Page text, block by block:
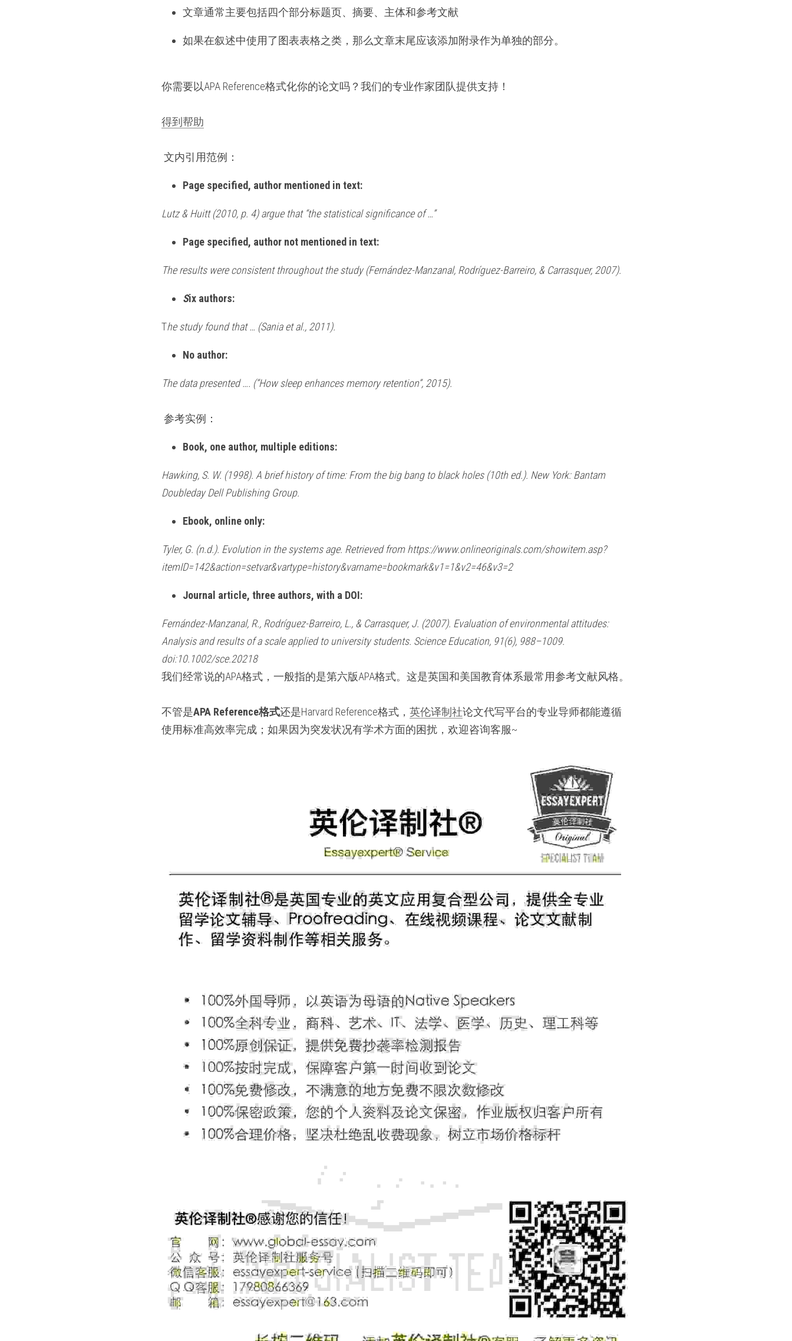
文章通常主要包括四个部分标题页、摘要、主体和参考文献
如果在叙述中使用了图表表格之类，那么文章末尾应该添加附录作为单独的部分。
你需要以APA Reference格式化你的论文吗？我们的专业作家团队提供支持！
得到帮助
文内引用范例：
Page specified, author mentioned in text:
Lutz & Huitt (2010, p. 4) argue that “the statistical significance of …”
Page specified, author not mentioned in text:
The results were consistent throughout the study (Fernández-Manzanal, Rodríguez-Barreiro, & Carrasquer, 2007).
Six authors:
The study found that … (Sania et al., 2011).
No author:
The data presented …. (“How sleep enhances memory retention”, 2015).
参考实例：
Book, one author, multiple editions:
Hawking, S. W. (1998). A brief history of time: From the big bang to black holes (10th ed.). New York: Bantam
Doubleday Dell Publishing Group.
Ebook, online only:
Tyler, G. (n.d.). Evolution in the systems age. Retrieved from https://www.onlineoriginals.com/showitem.asp?
itemID=142&action=setvar&vartype=history&varname=bookmark&v1=1&v2=46&v3=2
Journal article, three authors, with a DOI:
Fernández-Manzanal, R., Rodríguez-Barreiro, L., & Carrasquer, J. (2007). Evaluation of environmental attitudes:
Analysis and results of a scale applied to university students. Science Education, 91(6), 988–1009.
doi:10.1002/sce.20218
我们经常说的APA格式，一般指的是第六版APA格式。这是英国和美国教育体系最常用参考文献风格。
不管是APA Reference格式还是Harvard Reference格式， 英伦译制社论文代写平台的专业导师都能遵循
使用标准高效率完成；如果因为突发状况有学术方面的困扰，欢迎咨询客服~